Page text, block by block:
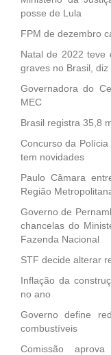
posse de Lula
FPM de dezembro
Natal de 2022 teve
graves no Brasil, diz
Governadora do
MEC
Brasil registra 35,8
Concurso da
tem novidades
Paulo Câmara
Região
Governo de
chancelas do
Fazenda Nacional
STF decide alterar
Inflação da
no ano
Governo define
combustíveis
Comissão